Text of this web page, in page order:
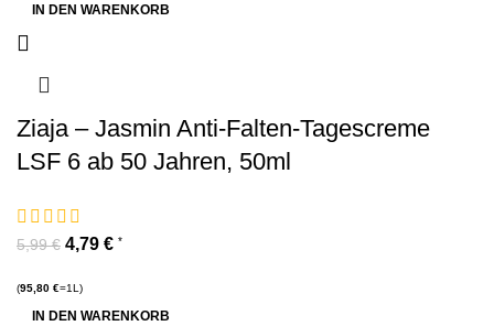
IN DEN WARENKORB
Ziaja – Jasmin Anti-Falten-Tagescreme
LSF 6 ab 50 Jahren, 50ml
5,99€ 4,79 € *
(95,80 €=1L)
IN DEN WARENKORB